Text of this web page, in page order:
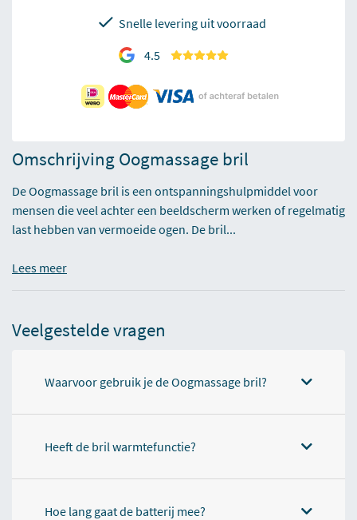
Snelle levering uit voorraad
4.5
Omschrijving Oogmassage bril
De Oogmassage bril is een ontspanningshulpmiddel voor
mensen die veel achter een beeldscherm werken of regelmatig
last hebben van vermoeide ogen. De bril...
Lees meer
Veelgestelde vragen
Waarvoor gebruik je de Oogmassage bril?
Heeft de bril warmtefunctie?
Hoe lang gaat de batterij mee?